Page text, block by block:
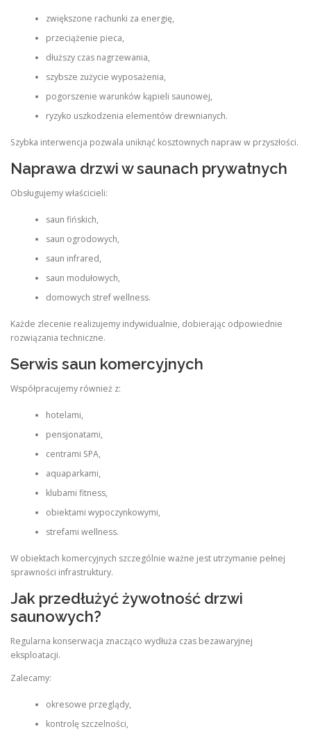
zwiększone rachunki za energię,
przeciążenie pieca,
dłuższy czas nagrzewania,
szybsze zużycie wyposażenia,
pogorszenie warunków kąpieli saunowej,
ryzyko uszkodzenia elementów drewnianych.
Szybka interwencja pozwala uniknąć kosztownych napraw w przyszłości.
Naprawa drzwi w saunach prywatnych
Obsługujemy właścicieli:
saun fińskich,
saun ogrodowych,
saun infrared,
saun modułowych,
domowych stref wellness.
Każde zlecenie realizujemy indywidualnie, dobierając odpowiednie
rozwiązania techniczne.
Serwis saun komercyjnych
Współpracujemy również z:
hotelami,
pensjonatami,
centrami SPA,
aquaparkami,
klubami fitness,
obiektami wypoczynkowymi,
strefami wellness.
W obiektach komercyjnych szczególnie ważne jest utrzymanie pełnej
sprawności infrastruktury.
Jak przedłużyć żywotność drzwi
saunowych?
Regularna konserwacja znacząco wydłuża czas bezawaryjnej
eksploatacji.
Zalecamy:
okresowe przeglądy,
kontrolę szczelności,